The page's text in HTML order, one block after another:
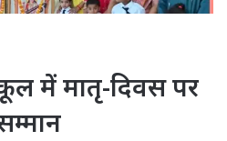
में मातृ-दिवस पर